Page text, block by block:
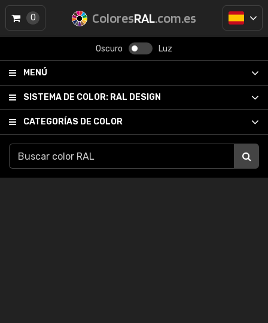
ColoresRAL.com.es
Oscuro Luz
MENÚ
SISTEMA DE COLOR: RAL DESIGN
CATEGORÍAS DE COLOR
0